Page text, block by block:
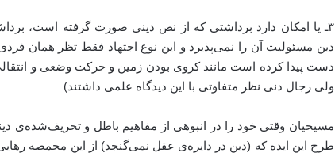
۳ـ یا امکان دارد برداشتی که از نص دینی صورت گرفته است،
دین مسئولیت آن را نمی‌پذیرد و این نوع اجتهاد فقط تظر همان
دست پیدا کرده است مانند کروی بودن زمین و حرکت وضعی و
ولی رجال دنی نظر متفاوتی با این دیدگاه علمی داشتند)
مسیحیان وقتی خود را در انبوهی از مفاهیم باطل و تحریف‌شده‌ی
طرح این ایده که (دین در دایره‌ی عقل نمی‌گنجد) از این مخمصه